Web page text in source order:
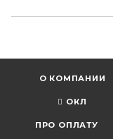
О КОМПАНИИ
ОКЛ
ПРО ОПЛАТУ